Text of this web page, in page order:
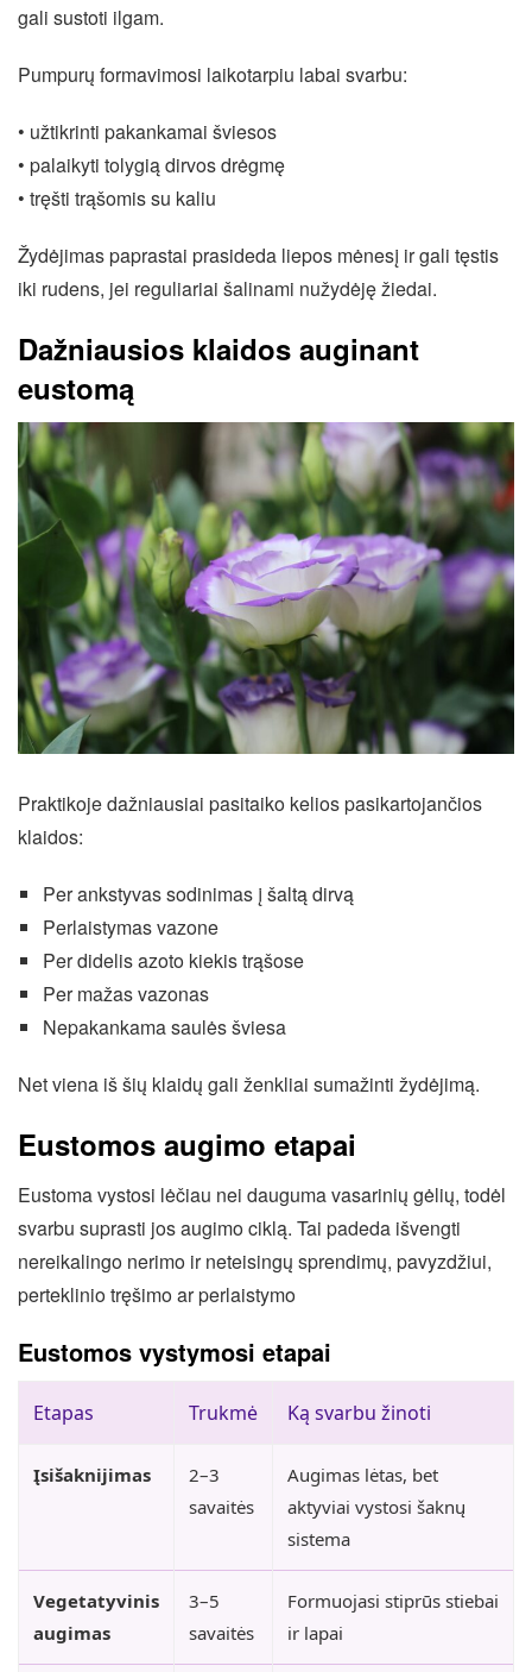
gali sustoti ilgam.
Pumpurų formavimosi laikotarpiu labai svarbu:
• užtikrinti pakankamai šviesos
• palaikyti tolygią dirvos drėgmę
• tręšti trąšomis su kaliu
Žydėjimas paprastai prasideda liepos mėnesį ir gali tęstis
iki rudens, jei reguliariai šalinami nužydėję žiedai.
Dažniausios klaidos auginant
eustomą
Praktikoje dažniausiai pasitaiko kelios pasikartojančios
klaidos:
Per ankstyvas sodinimas į šaltą dirvą
Perlaistymas vazone
Per didelis azoto kiekis trąšose
Per mažas vazonas
Nepakankama saulės šviesa
Net viena iš šių klaidų gali ženkliai sumažinti žydėjimą.
Eustomos augimo etapai
Eustoma vystosi lėčiau nei dauguma vasarinių gėlių, todėl
svarbu suprasti jos augimo ciklą. Tai padeda išvengti
nereikalingo nerimo ir neteisingų sprendimų, pavyzdžiui,
perteklinio tręšimo ar perlaistymo
Eustomos vystymosi etapai
Etapas Trukmė Ką svarbu žinoti
Įsišaknijimas
2–3
savaitės
Augimas lėtas, bet
aktyviai vystosi šaknų
sistema
Vegetatyvinis
augimas
3–5
savaitės
Formuojasi stiprūs stiebai
ir lapai